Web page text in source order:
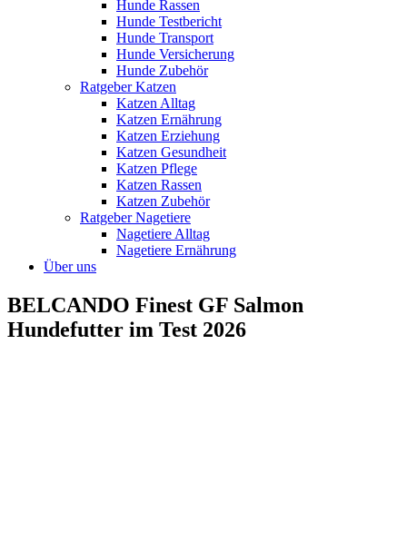
Hunde Rassen
Hunde Testbericht
Hunde Transport
Hunde Versicherung
Hunde Zubehör
Ratgeber Katzen
Katzen Alltag
Katzen Ernährung
Katzen Erziehung
Katzen Gesundheit
Katzen Pflege
Katzen Rassen
Katzen Zubehör
Ratgeber Nagetiere
Nagetiere Alltag
Nagetiere Ernährung
Über uns
BELCANDO Finest GF Salmon
Hundefutter im Test 2026